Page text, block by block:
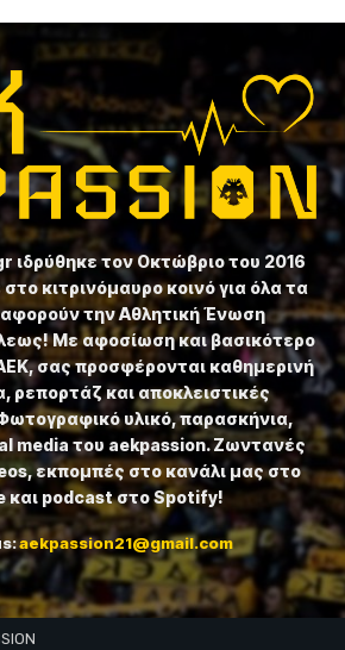
ιδρύθηκε τον Οκτώβριο του 2016
κιτρινόμαυρο κοινό για όλα τα
την Αθλητική Ένωση
Με αφοσίωση και βασικότερο
σας προσφέρονται καθημερινή
ρεπορτάζ και αποκλειστικές
υλικό, παρασκήνια,
media του aekpassion. Ζωντανές
εκπομπές στο κανάλι μας στο
και podcast στο Spotify!
aekpassion21@gmail.com